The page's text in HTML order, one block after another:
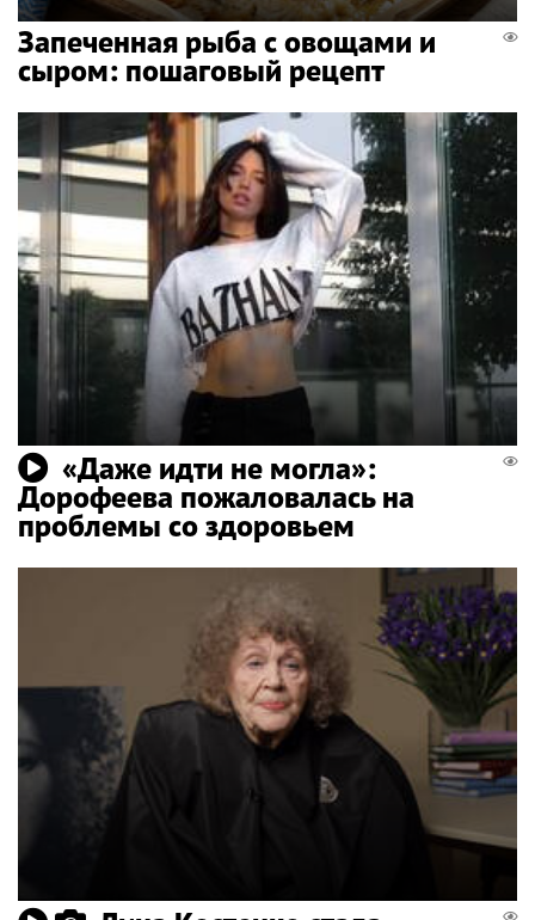
Запеченная рыба с овощами и
сыром: пошаговый рецепт
«Даже идти не могла»:
Дорофеева пожаловалась на
проблемы со здоровьем